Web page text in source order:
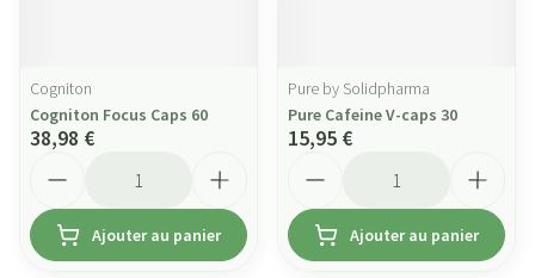
Cogniton
Cogniton Focus Caps 60
38,98 €
Ajouter au panier
Pure by Solidpharma
Pure Cafeine V-caps 30
15,95 €
Ajouter au panier